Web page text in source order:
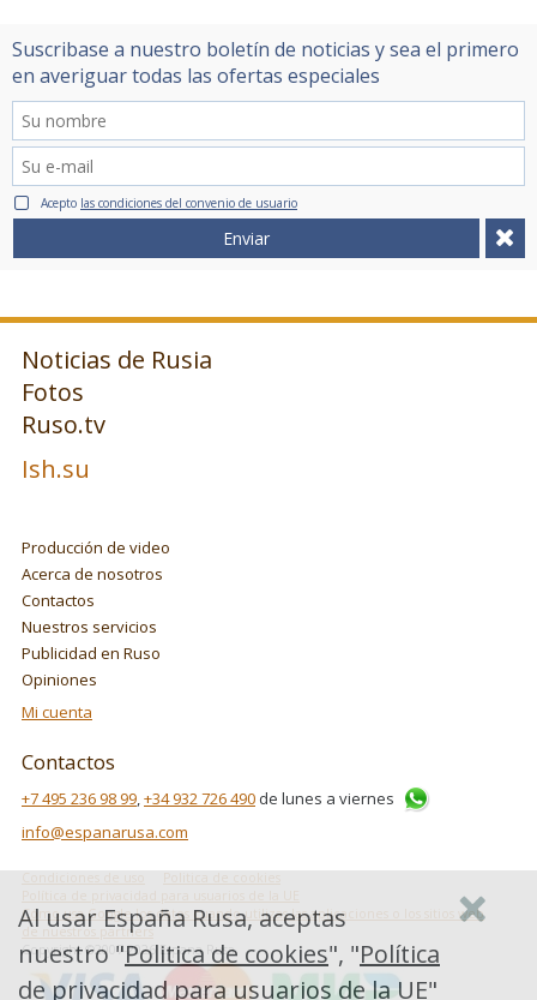
Suscribase a nuestro boletín de noticias y sea el primero
en averiguar todas las ofertas especiales
Acepto las condiciones del convenio de usuario
Enviar
Noticias de Rusia
Fotos
Ruso.tv
Ish.su
Producción de video
Acerca de nosotros
Contactos
Nuestros servicios
Publicidad en Ruso
Opiniones
Mi cuenta
Contactos
+7 495 236 98 99 +34 932 726 490 de lunes a viernes
info@espanarusa.com
Politica de cookies
Política de privacidad para usuarios de la UE
Cómo usa Google los datos cuando utilizas las aplicaciones o los sitios web
de nuestros partners
Copyright ©2007-2026 Espana Rusa
Al usar España Rusa, aceptas
nuestro "Politica de cookies", "Política
de privacidad para usuarios de la UE"